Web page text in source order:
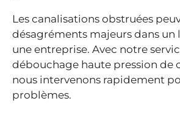
Les canalisations obstruées
désagréments majeurs dans un
une entreprise. Avec notre
débouchage haute pression de
nous intervenons rapidement
problèmes.